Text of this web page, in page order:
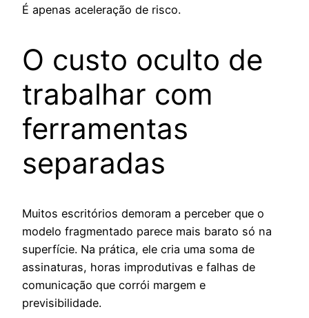
É apenas aceleração de risco.
O custo oculto de
trabalhar com
ferramentas
separadas
Muitos escritórios demoram a perceber que o
modelo fragmentado parece mais barato só na
superfície. Na prática, ele cria uma soma de
assinaturas, horas improdutivas e falhas de
comunicação que corrói margem e
previsibilidade.